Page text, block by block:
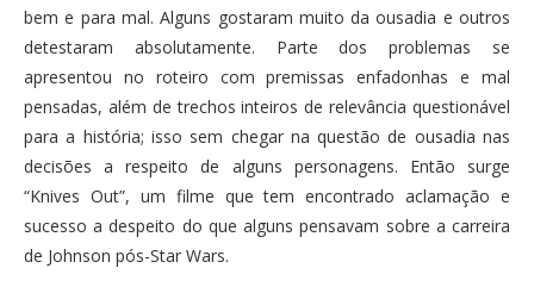
bem e para mal. Alguns gostaram muito da ousadia e outros
detestaram absolutamente. Parte dos problemas se
apresentou no roteiro com premissas enfadonhas e mal
pensadas, além de trechos inteiros de relevância questionável
para a história; isso sem chegar na questão de ousadia nas
decisões a respeito de alguns personagens. Então surge
“Knives Out”, um filme que tem encontrado aclamação e
sucesso a despeito do que alguns pensavam sobre a carreira
de Johnson pós-Star Wars.